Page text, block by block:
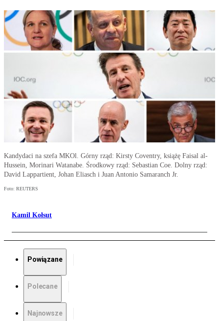
Kandydaci na szefa MKOl. Górny rząd: Kirsty Coventry, książę Faisal al-
Hussein, Morinari Watanabe. Środkowy rząd: Sebastian Coe. Dolny rząd:
David Lappartient, Johan Eliasch i Juan Antonio Samaranch Jr.
Foto: REUTERS
Kamil Kołsut
Powiązane
Polecane
Najnowsze